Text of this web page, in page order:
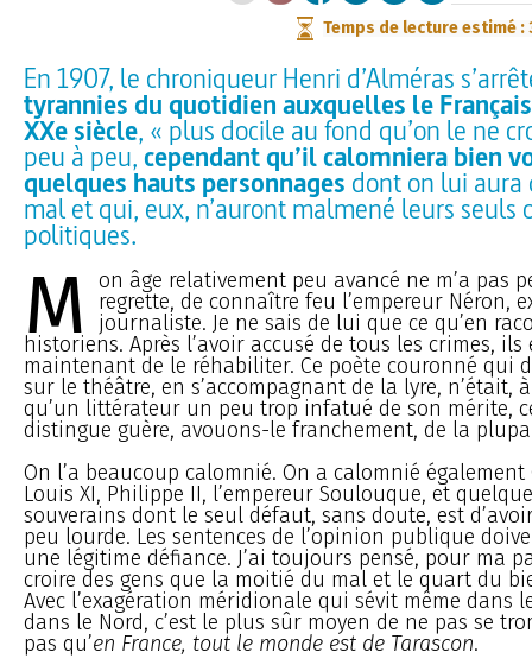
Temps de lecture estimé :
En 1907, le chroniqueur Henri d’Alméras
tyrannies du quotidien auxquelles le
XXe siècle, « plus docile au fond qu’on le ne
peu à peu,cependant qu’il calomniera bien
quelques hauts personnages dont on lui
mal et qui, eux, n’auront malmené leurs seuls
politiques.
M
on âge relativement peu avancé ne m’a pas
regrette, de connaître feu l’empereur Néron,
journaliste. Je ne sais de lui que ce qu’en
historiens. Après l’avoir accusé de tous les crimes, ils
maintenant de le réhabiliter. Ce poète couronné qui
sur le théâtre, en s’accompagnant de la lyre, n’était,
qu’un littérateur un peu trop infatué de son mérite,
distingue guère, avouons-le franchement, de la
On l’a beaucoup calomnié. On a calomnié également
Louis XI, Philippe II, l’empereur Soulouque, et
souverains dont le seul défaut, sans doute, est
peu lourde. Les sentences de l’opinion publique
une légitime défiance. J’ai toujours pensé, pour ma
croire des gens que la moitié du mal et le quart du
Avec l’exagération méridionale qui sévit même dans
dans le Nord, c’est le plus sûr moyen de ne pas se
pas qu’en France, tout le monde est de Tarascon.